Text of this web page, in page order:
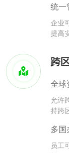
统一
企业
提高
跨
全球
允许
持跨
多国
员工